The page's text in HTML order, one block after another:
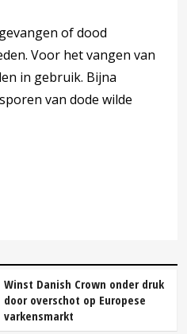
of dood
Voor het vangen van
in gebruik. Bijna
van dode wilde
Winst Danish Crown onder druk
door overschot op Europese
varkensmarkt